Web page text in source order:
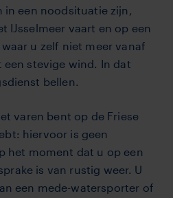
in een noodsituatie zijn,
IJsselmeer vaart en op een
u zelf niet meer vanaf
een stevige wind. In dat
bellen.
varen bent op de Friese
hiervoor is geen
het moment dat u op een
is van rustig weer. U
een mede-watersporter of